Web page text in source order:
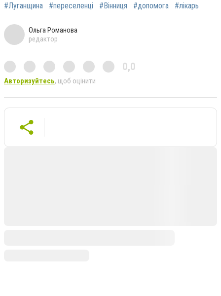
#Луганщина #переселенці #Вінниця #допомога #лікарь
Ольга Романова
редактор
0,0
Авторизуйтесь, щоб оцінити